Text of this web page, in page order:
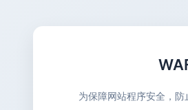
为保障网站程序安全，